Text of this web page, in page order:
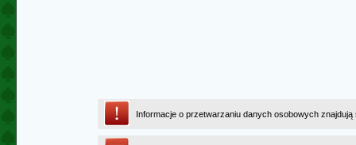
Informacje o przetwarzaniu danych osobowych